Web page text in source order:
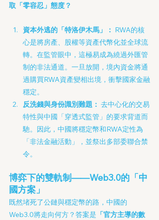
取「零容忍」態度？
資本外逃的「特洛伊木馬」： RWA的核
心是將房產、股權等資產代幣化並全球流
轉。在監管眼中，這極易成為繞過外匯管
制的非法通道。一旦放開，境內資金將通
過購買RWA資產變相出境，衝擊國家金融
穩定。
反洗錢與身份識別難題： 去中心化的交易
特性與中國「穿透式監管」的要求背道而
馳。因此，中國將穩定幣和RWA定性為
「非法金融活動」，並祭出多部委聯合禁
令。
博弈下的雙軌制——Web3.0的「中
國方案」
既然堵死了公鏈與穩定幣的路，中國的
Web3.0將走向何方？答案是 「官方主導的數